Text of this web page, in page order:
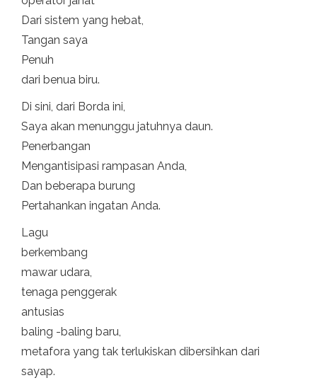
Dari sistem yang hebat,
Tangan saya
Penuh
dari benua biru.
Di sini, dari Borda ini,
Saya akan menunggu jatuhnya daun.
Penerbangan
Mengantisipasi rampasan Anda,
Dan beberapa burung
Pertahankan ingatan Anda.
Lagu
berkembang
mawar udara,
tenaga penggerak
antusias
baling -baling baru,
metafora yang tak terlukiskan dibersihkan dari
sayap.